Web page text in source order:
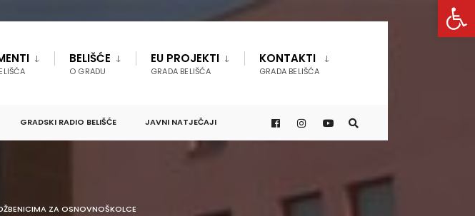
BELIŠĆE
O GRADU
EU PROJEKTI
GRADA BELIŠĆA
KONTAKTI
GRADA BELIŠĆA
GRADSKI RADIO BELIŠĆE JAVNI NATJEČAJI
ZA OSNOVNOŠKOLCE